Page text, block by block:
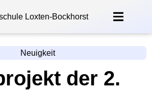
Loxten-Bockhorst
Neuigkeit
der 2.